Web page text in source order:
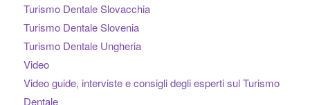
Turismo Dentale Slovacchia
Turismo Dentale Slovenia
Turismo Dentale Ungheria
Video
Video guide, interviste e consigli degli esperti sul Turismo
Dentale